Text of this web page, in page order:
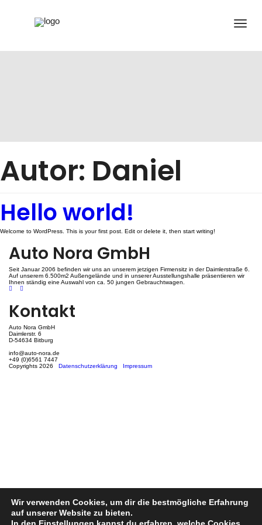
Autor: Daniel
Hello world!
Welcome to WordPress. This is your first post. Edit or delete it, then start writing!
Auto Nora GmbH
Seit Januar 2006 befinden wir uns an unserem jetzigen Firmensitz in der Daimlerstraße 6.
Auf unserem 6.500m2 Außengelände und in unserer Ausstellungshalle präsentieren wir
Ihnen ständig eine Auswahl von ca. 50 jungen Gebrauchtwagen.
Kontakt
Auto Nora GmbH
Daimlerstr. 6
D-54634 Bitburg
info@auto-nora.de
+49 (0)6561 7447
Copyrights 2026 Datenschutzerklärung Impressum
Wir verwenden Cookies, um dir die bestmögliche Erfahrung
auf unserer Website zu bieten.